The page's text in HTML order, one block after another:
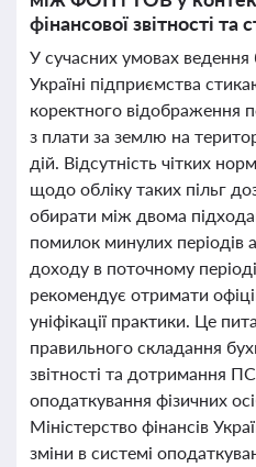
фінансової звітності та
У сучасних умовах ведення
Україні підприємства
коректного відображення
з плати за землю на
дій. Відсутність чітких
щодо обліку таких пільг
обирати між двома
помилок минулих періодів
доходу в поточному
рекомендує отримати
уніфікації практики. Це
правильного складання
звітності та дотримання
оподаткування фізичних
Міністерство фінансів
зміни в системі